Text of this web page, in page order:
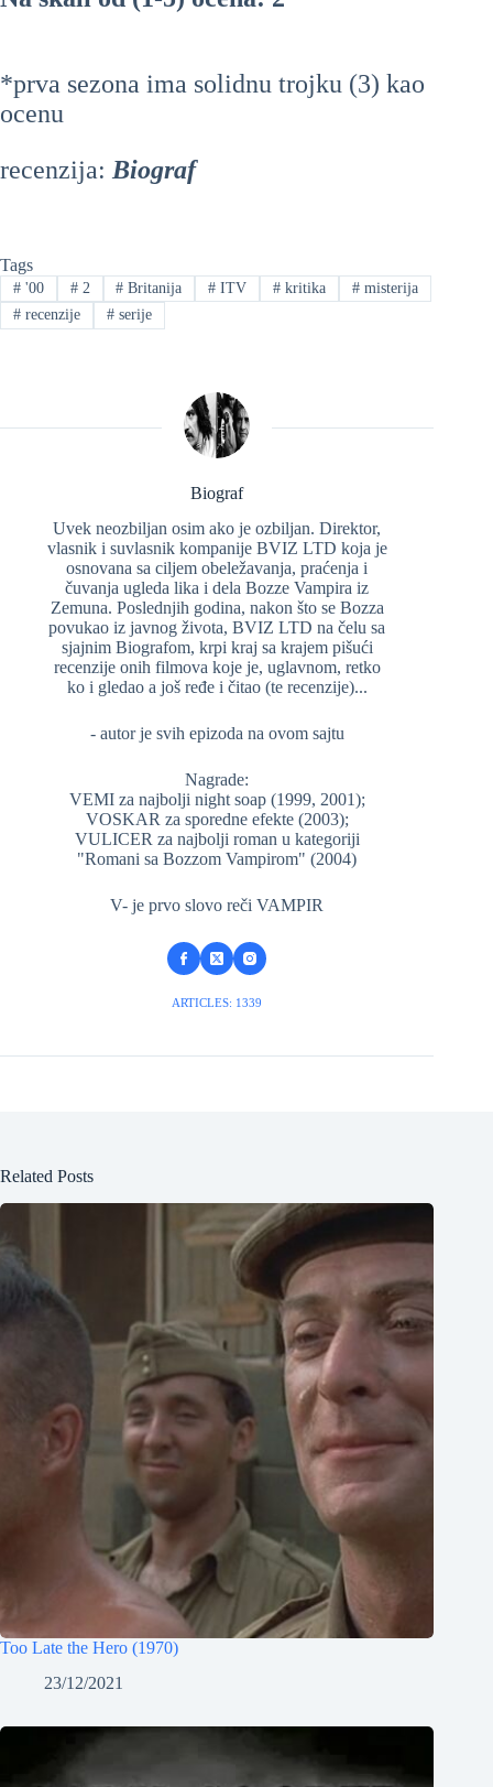
*prva sezona ima solidnu trojku (3) kao
ocenu
recenzija: Biograf
Tags
#'00 #2 # Britanija # ITV # kritika #misterija
#recenzije #serije
Biograf
Uvek neozbiljan osim ako je ozbiljan. Direktor,
vlasnik i suvlasnik kompanije BVIZ LTD koja je
osnovana sa ciljem obeležavanja, praćenja i
čuvanja ugleda lika i dela Bozze Vampira iz
Zemuna. Poslednjih godina, nakon što se Bozza
povukao iz javnog života, BVIZ LTD na čelu sa
sjajnim Biografom, krpi kraj sa krajem pišući
recenzije onih filmova koje je, uglavnom, retko
ko i gledao a još ređe i čitao (te recenzije)...
- autor je svih epizoda na ovom sajtu
Nagrade:
VEMI za najbolji night soap (1999, 2001);
VOSKAR za sporedne efekte (2003);
VULICER za najbolji roman u kategoriji
"Romani sa Bozzom Vampirom" (2004)
V- je prvo slovo reči VAMPIR
ARTICLES: 1339
Related Posts
Too Late the Hero (1970)
23/12/2021